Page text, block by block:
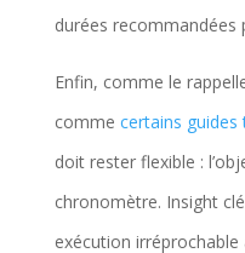
durées recommandées
Enfin, comme le
comme certains guides
doit rester flexible :
chronomètre. Insight
exécution irréprochable